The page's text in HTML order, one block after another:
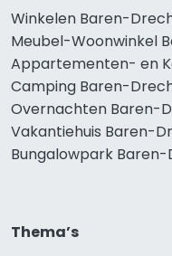
Winkelen Baren-
Meubel-Woonwinkel
Appartementen- en
Camping Baren-
Overnachten Baren-
Vakantiehuis Baren-
Bungalowpark
Thema’s